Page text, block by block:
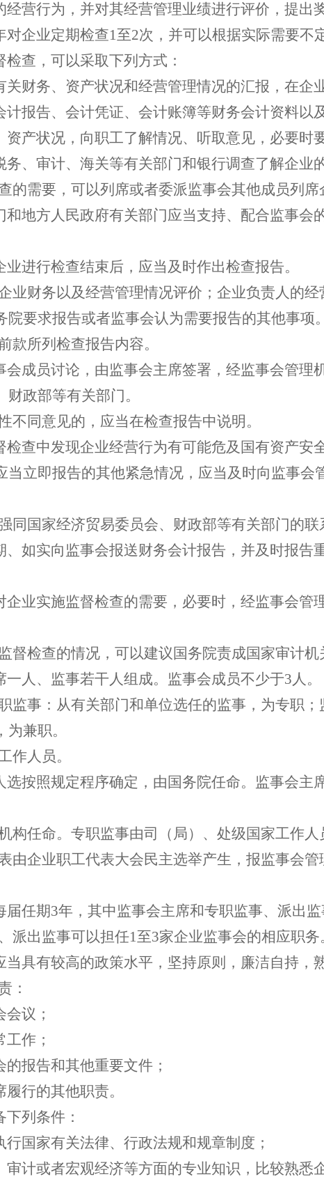
经营行为，并对其经营管理业绩进行评价，提出
企业定期检查1至2次，并可以根据实际需要不
查，可以采取下列方式：
关财务、资产状况和经营管理情况的汇报，在企
计报告、会计凭证、会计账簿等财务会计资料以
资产状况，向职工了解情况、听取意见，必要时
务、审计、海关等有关部门和银行调查了解企业
的需要，可以列席或者委派监事会其他成员列席
地方人民政府有关部门应当支持、配合监事会
进行检查结束后，应当及时作出检查报告。
业财务以及经营管理情况评价；企业负责人的经
要求报告或者监事会认为需要报告的其他事项。
款所列检查报告内容。
成员讨论，由监事会主席签署，经监事会管理
政部等有关部门。
不同意见的，应当在检查报告中说明。
查中发现企业经营行为有可能危及国有资产安
当立即报告的其他紧急情况，应当及时向监事会
同国家经济贸易委员会、财政部等有关部门的联
如实向监事会报送财务会计报告，并及时报告
业实施监督检查的需要，必要时，经监事会管
督检查的情况，可以建议国务院责成国家审计机
人、监事若干人组成。监事会成员不少于3人。
监事：从有关部门和单位选任的监事，为专职
兼职。
作人员。
按照规定程序确定，由国务院任命。监事会主
构任命。专职监事由司（局）、处级国家工作人
由企业职工代表大会民主选举产生，报监事会
任期3年，其中监事会主席和专职监事、派出监
派出监事可以担任1至3家企业监事会的相应职务
具有较高的政策水平，坚持原则，廉洁自持，
：
议；
作；
报告和其他重要文件；
行的其他职责。
列条件：
行国家有关法律、行政法规和规章制度；
审计或者宏观经济等方面的专业知识，比较熟悉